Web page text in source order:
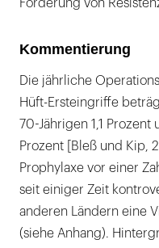
Förderung von
Kommentierung
Die jährliche
Hüft-Ersteingriffe
70-Jährigen 1,1
Prozent [Bleß und Kip,
Prophylaxe vor einer
seit einiger Zeit
anderen Ländern eine
(siehe Anhang).